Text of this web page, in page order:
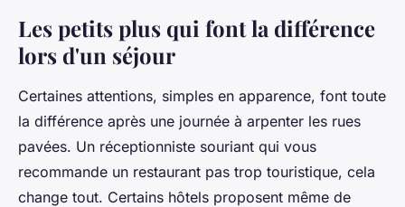
Les petits plus qui font la différence
lors d'un séjour
Certaines attentions, simples en apparence, font toute
la différence après une journée à arpenter les rues
pavées. Un réceptionniste souriant qui vous
recommande un restaurant pas trop touristique, cela
change tout. Certains hôtels proposent même de